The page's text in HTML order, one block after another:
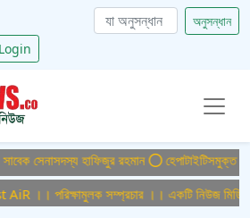
অনুসন্ধান
Login
হাফিজুর রহমান হেপাটাইটিসমুক্ত
পরিক্ষামুলক সম্প্রচার ।। একটি নিউজ মিডিয়া